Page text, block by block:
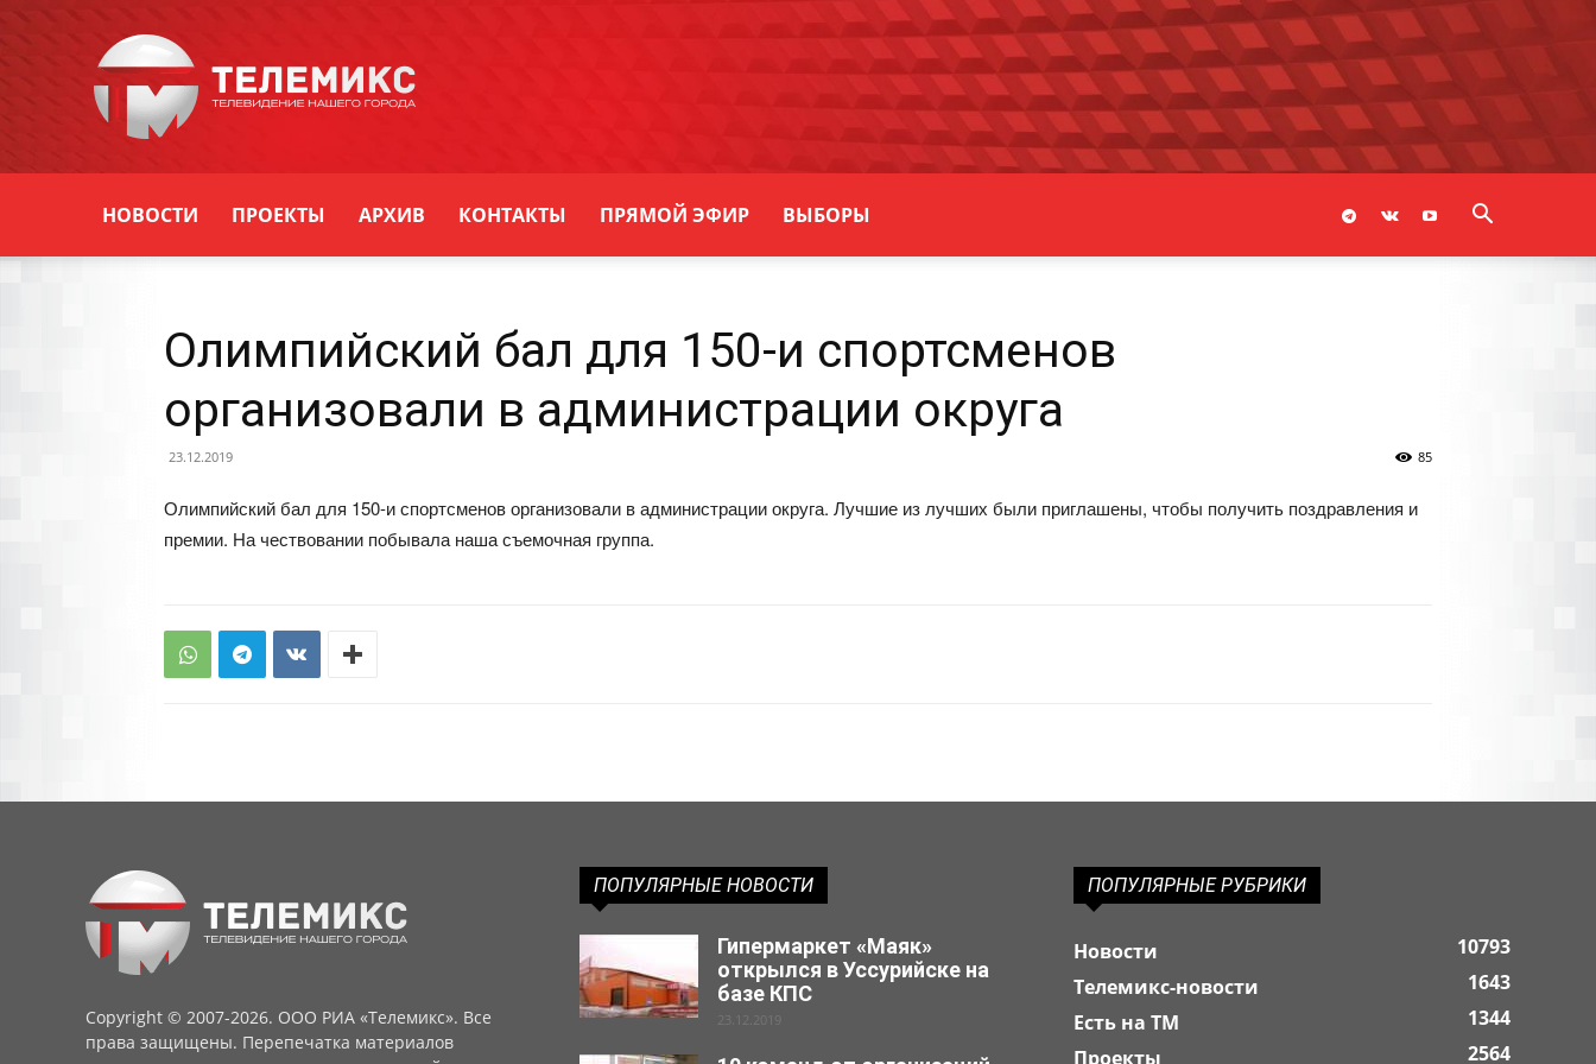
Уссурийска
НОВОСТИ ПРОЕКТЫ АРХИВ КОНТАКТЫ ПРЯМОЙ ЭФИР ВЫБОРЫ
Олимпийский бал для 150-и спортсменов
организовали в администрации округа
23.12.2019 85
Олимпийский бал для 150-и спортсменов организовали в администрации округа. Лучшие из лучших были приглашены, чтобы получить поздравления и
премии. На чествовании побывала наша съемочная группа.
Copyright © 2007-2026. ООО РИА «Телемикс». Все
права защищены. Перепечатка материалов
ПОПУЛЯРНЫЕ НОВОСТИ
Гипермаркет «Маяк»
открылся в Уссурийске на
базе КПС
23.12.2019
ПОПУЛЯРНЫЕ РУБРИКИ
Новости
10793
Телемикс-новости
1643
Есть на ТМ
1344
Проекты
2564